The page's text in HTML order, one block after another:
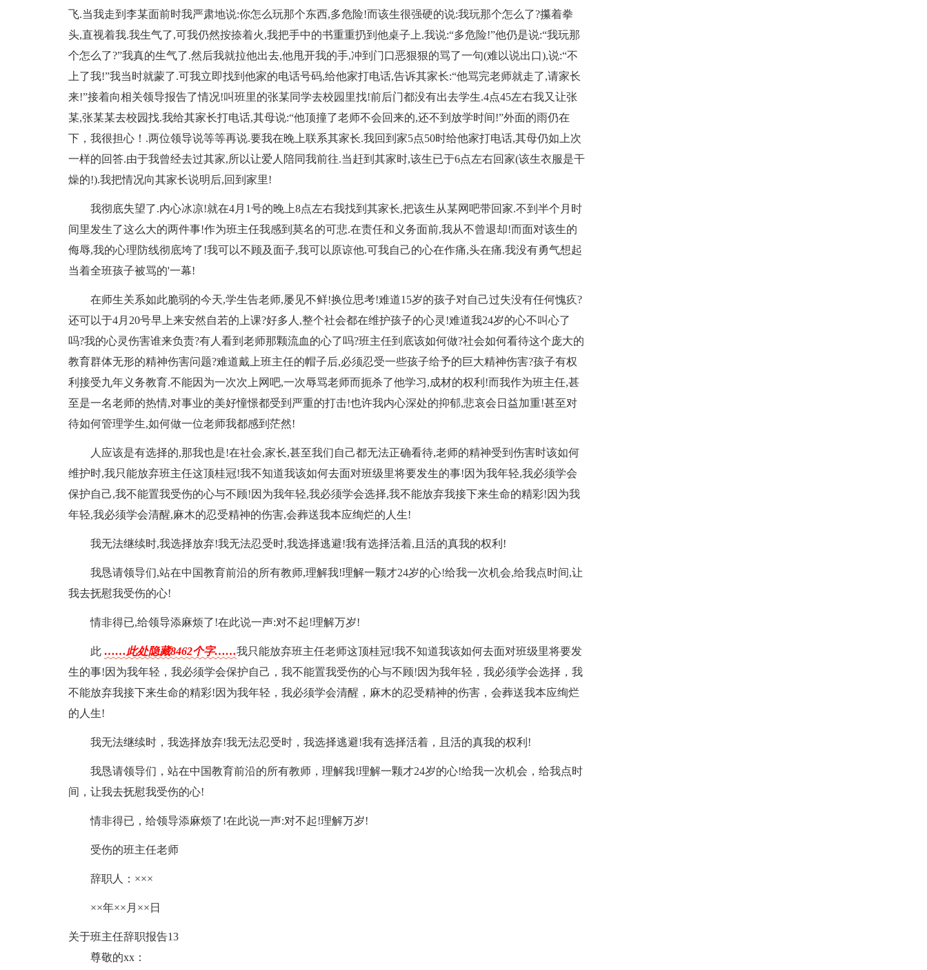
飞.当我走到李某面前时我严肃地说:你怎么玩那个东西,多危险!而该生很强硬的说:我玩那个怎么了?攥着拳
头,直视着我.我生气了,可我仍然按捺着火,我把手中的书重重扔到他桌子上.我说:“多危险!”他仍是说:“我玩那
个怎么了?”我真的生气了.然后我就拉他出去,他甩开我的手,冲到门口恶狠狠的骂了一句(难以说出口),说:“不
上了我!”我当时就蒙了.可我立即找到他家的电话号码,给他家打电话,告诉其家长:“他骂完老师就走了,请家长
来!”接着向相关领导报告了情况!叫班里的张某同学去校园里找!前后门都没有出去学生.4点45左右我又让张
某,张某某去校园找.我给其家长打电话,其母说:“他顶撞了老师不会回来的,还不到放学时间!”外面的雨仍在
下，我很担心！.两位领导说等等再说.要我在晚上联系其家长.我回到家5点50时给他家打电话,其母仍如上次
一样的回答.由于我曾经去过其家,所以让爱人陪同我前往.当赶到其家时,该生已于6点左右回家(该生衣服是干
燥的!).我把情况向其家长说明后,回到家里!
我彻底失望了.内心冰凉!就在4月1号的晚上8点左右我找到其家长,把该生从某网吧带回家.不到半个月时
间里发生了这么大的两件事!作为班主任我感到莫名的可悲.在责任和义务面前,我从不曾退却!而面对该生的
侮辱,我的心理防线彻底垮了!我可以不顾及面子,我可以原谅他.可我自己的心在作痛,头在痛.我没有勇气想起
当着全班孩子被骂的'一幕!
在师生关系如此脆弱的今天,学生告老师,屡见不鲜!换位思考!难道15岁的孩子对自己过失没有任何愧疚?
还可以于4月20号早上来安然自若的上课?好多人,整个社会都在维护孩子的心灵!难道我24岁的心不叫心了
吗?我的心灵伤害谁来负责?有人看到老师那颗流血的心了吗?班主任到底该如何做?社会如何看待这个庞大的
教育群体无形的精神伤害问题?难道戴上班主任的帽子后,必须忍受一些孩子给予的巨大精神伤害?孩子有权
利接受九年义务教育.不能因为一次次上网吧,一次辱骂老师而扼杀了他学习,成材的权利!而我作为班主任,甚
至是一名老师的热情,对事业的美好憧憬都受到严重的打击!也许我内心深处的抑郁,悲哀会日益加重!甚至对
待如何管理学生,如何做一位老师我都感到茫然!
人应该是有选择的,那我也是!在社会,家长,甚至我们自己都无法正确看待,老师的精神受到伤害时该如何
维护时,我只能放弃班主任这顶桂冠!我不知道我该如何去面对班级里将要发生的事!因为我年轻,我必须学会
保护自己,我不能置我受伤的心与不顾!因为我年轻,我必须学会选择,我不能放弃我接下来生命的精彩!因为我
年轻,我必须学会清醒,麻木的忍受精神的伤害,会葬送我本应绚烂的人生!
我无法继续时,我选择放弃!我无法忍受时,我选择逃避!我有选择活着,且活的真我的权利!
我恳请领导们,站在中国教育前沿的所有教师,理解我!理解一颗才24岁的心!给我一次机会,给我点时间,让
我去抚慰我受伤的心!
情非得已,给领导添麻烦了!在此说一声:对不起!理解万岁!
此 ……此处隐藏8462个字……我只能放弃班主任老师这顶桂冠!我不知道我该如何去面对班级里将要发
生的事!因为我年轻，我必须学会保护自己，我不能置我受伤的心与不顾!因为我年轻，我必须学会选择，我
不能放弃我接下来生命的精彩!因为我年轻，我必须学会清醒，麻木的忍受精神的伤害，会葬送我本应绚烂
的人生!
我无法继续时，我选择放弃!我无法忍受时，我选择逃避!我有选择活着，且活的真我的权利!
我恳请领导们，站在中国教育前沿的所有教师，理解我!理解一颗才24岁的心!给我一次机会，给我点时
间，让我去抚慰我受伤的心!
情非得已，给领导添麻烦了!在此说一声:对不起!理解万岁!
受伤的班主任老师
辞职人：×××
××年××月××日
关于班主任辞职报告13
尊敬的xx：